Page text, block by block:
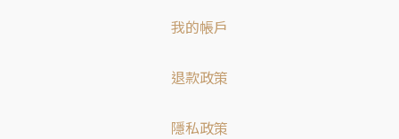
我的帳戶
退款政策
隱私政策